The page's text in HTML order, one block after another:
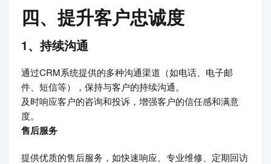
四、提升客户忠诚度
1、持续沟通
通过CRM系统提供的多种沟通渠道（如电话、电子邮
件、短信等），保持与客户的持续沟通。
及时响应客户的咨询和投诉，增强客户的信任感和满意
度。
售后服务
提供优质的售后服务，如快速响应、专业维修、定期回访